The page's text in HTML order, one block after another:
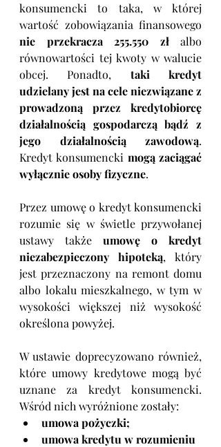
konsumencki to taka, w której
nie przekracza 255.550 zł albo
równowartości tej kwoty w walucie
obcej. Ponadto, taki kredyt
udzielany jest na cele niezwiązane z
prowadzoną przez kredytobiorcę
działalnością gospodarczą bądź z
jego działalnością zawodową.
Kredyt konsumencki mogą zaciągać
wyłącznie osoby fizyczne.
Przez umowę o kredyt konsumencki
rozumie się w świetle przywołanej
ustawy także umowę o kredyt
niezabezpieczony hipoteką, który
jest przeznaczony na remont domu
albo lokalu mieszkalnego, w tym w
wysokości większej niż wysokość
określona powyżej.
W ustawie doprecyzowano również,
które umowy kredytowe mogą być
uznane za kredyt konsumencki.
Wśród nich wyróżnione zostały:
umowa pożyczki;
umowa kredytu w rozumieniu